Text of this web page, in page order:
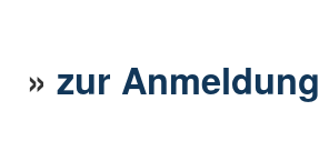
»zur Anmeldung